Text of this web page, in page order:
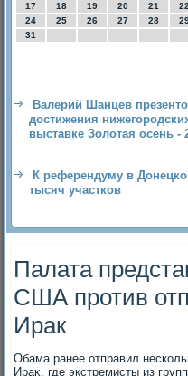
17
18 19 20 21 22
24
25 26 27 28
31
Валерий Шанцев
достижения
выставке Золотая осень -
К референдуму в
тысяч участков
Палата
США против
Ирак
Обама ранее отправил
Ираκ, где экстремисты из